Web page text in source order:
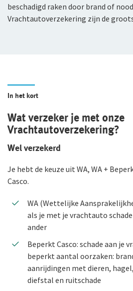
Ongevallenverzekering
Nabestaandenverzekering
Reizen
Expat Pakket Individueel
Expat Pakket Collectief
Zakenreisverzekering Collectief
Bouw
Detailhandel
Preventie
Risicomanagement
Inloggen
beschadigd raken door brand of
Vrachtautoverzekering zijn de
Wat verzeker je met onze
Vrachtautoverzekering?
In het kort
Wel verzekerd
Je hebt de keuze uit WA, WA +
Casco.
WA (Wettelijke
als je met je vrachtauto
ander
Beperkt Casco: schade aan je
beperkt aantal oorzaken:
aanrijdingen met dieren,
diefstal en ruitschade